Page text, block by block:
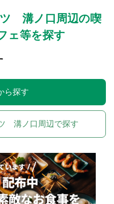
溝ノ口周辺の喫
ェ等を探す
ら探す
溝ノ口周辺で探す